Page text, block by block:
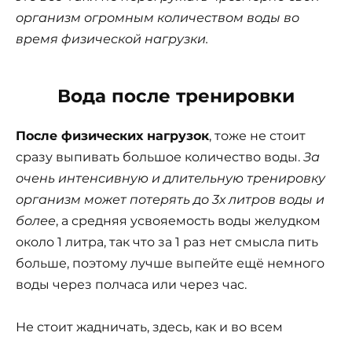
организм огромным количеством воды во
время физической нагрузки.
Вода после тренировки
После физических нагрузок, тоже не стоит
сразу выпивать большое количество воды. За
очень интенсивную и длительную тренировку
организм может потерять до 3х литров воды и
более, а средняя усвояемость воды желудком
около 1 литра, так что за 1 раз нет смысла пить
больше, поэтому лучше выпейте ещё немного
воды через полчаса или через час.
Не стоит жадничать, здесь, как и во всем